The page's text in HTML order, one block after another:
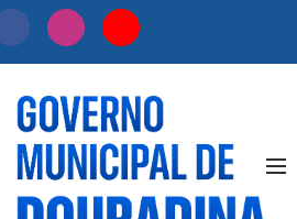
Início
Licitação
Editais de